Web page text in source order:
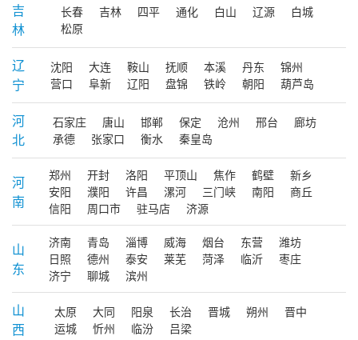
吉
林
长春 吉林 四平 通化 白山 辽源
白城
松原
辽
宁
沈阳 大连 鞍山 抚顺 本溪 丹东
锦州
营口
阜新 辽阳 盘锦 铁岭 朝阳 葫芦岛
河
北
石家庄 唐山 邯郸 保定 沧州 邢台
廊坊
承德
张家口 衡水 秦皇岛
河
南
郑州 开封 洛阳 平顶山 焦作 鹤壁
新乡
安阳
濮阳 许昌 漯河 三门峡 南阳
商丘
信阳
周口市 驻马店 济源
山
东
济南 青岛 淄博 威海 烟台 东营
潍坊
日照
德州 泰安 莱芜 菏泽 临沂
枣庄
济宁
聊城 滨州
山
西
太原 大同 阳泉 长治 晋城 朔州
晋中
运城
忻州 临汾 吕梁